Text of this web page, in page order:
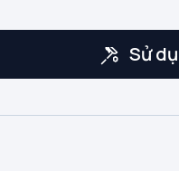
Sử